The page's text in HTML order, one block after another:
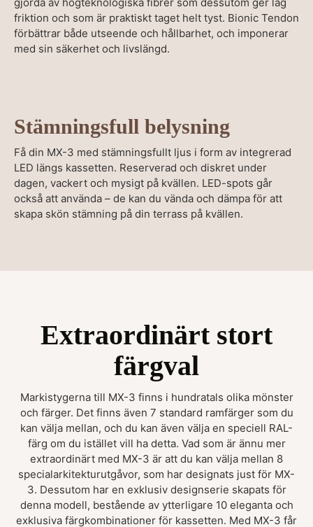
gjorda av högteknologiska fibrer som dessutom ger låg
friktion och som är praktiskt taget helt tyst. Bionic Tendon
förbättrar både utseende och hållbarhet, och imponerar
med sin säkerhet och livslängd.
Stämningsfull belysning
Få din MX-3 med stämningsfullt ljus i form av integrerad
LED längs kassetten. Reserverad och diskret under
dagen, vackert och mysigt på kvällen. LED-spots går
också att använda – de kan du vända och dämpa för att
skapa skön stämning på din terrass på kvällen.
Extraordinärt stort
färgval
Markistygerna till MX-3 finns i hundratals olika mönster
och färger. Det finns även 7 standard ramfärger som du
kan välja mellan, och du kan även välja en speciell RAL-
färg om du istället vill ha detta. Vad som är ännu mer
extraordinärt med MX-3 är att du kan välja mellan 8
specialarkitekturutgåvor, som har designats just för MX-
3. Dessutom har en exklusiv designserie skapats för
denna modell, bestående av ytterligare 10 eleganta och
exklusiva färgkombinationer för kassetten. Med MX-3 får